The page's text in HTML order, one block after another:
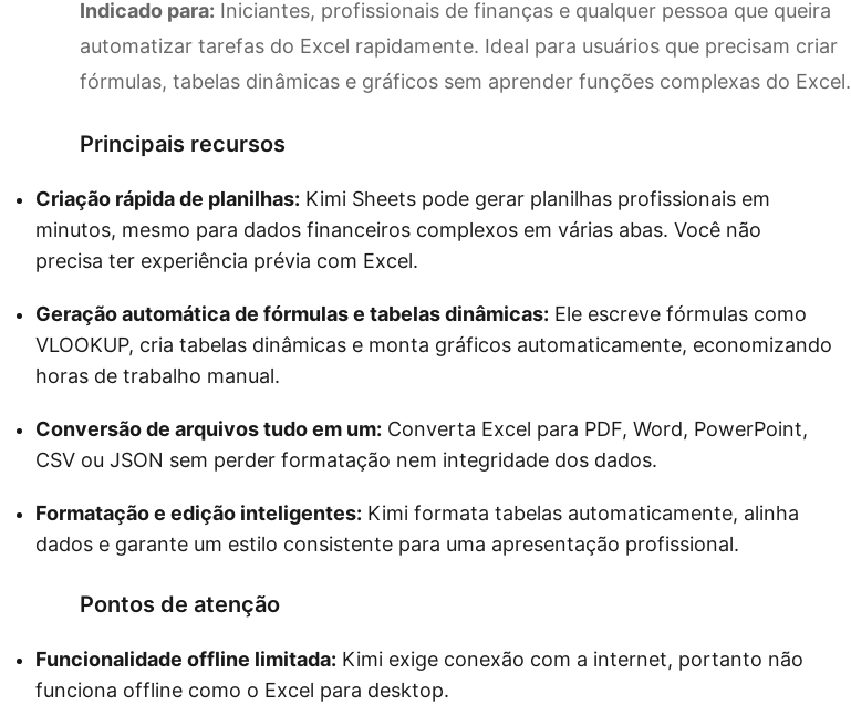
Indicado para: Iniciantes, profissionais de finanças e qualquer pessoa que queira
automatizar tarefas do Excel rapidamente. Ideal para usuários que precisam criar
fórmulas, tabelas dinâmicas e gráficos sem aprender funções complexas do Excel.
Principais recursos
Criação rápida de planilhas: Kimi Sheets pode gerar planilhas profissionais em
minutos, mesmo para dados financeiros complexos em várias abas. Você não
precisa ter experiência prévia com Excel.
Geração automática de fórmulas e tabelas dinâmicas: Ele escreve fórmulas como
VLOOKUP, cria tabelas dinâmicas e monta gráficos automaticamente, economizando
horas de trabalho manual.
Conversão de arquivos tudo em um: Converta Excel para PDF, Word, PowerPoint,
CSV ou JSON sem perder formatação nem integridade dos dados.
Formatação e edição inteligentes: Kimi formata tabelas automaticamente, alinha
dados e garante um estilo consistente para uma apresentação profissional.
Pontos de atenção
Funcionalidade offline limitada: Kimi exige conexão com a internet, portanto não
funciona offline como o Excel para desktop.